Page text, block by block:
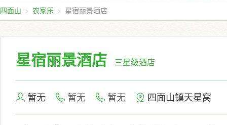
四面山 农家乐 星宿丽景酒店
星宿丽景酒店 三星级酒店
暂无 暂无 暂无 四面山镇天星窝